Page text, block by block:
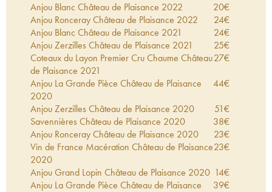
Anjou Blanc Château de Plaisance 2022 20€
Anjou Ronceray Château de Plaisance 2022 24€
Anjou Blanc Château de Plaisance 2021 24€
Anjou Zerzilles Château de Plaisance 2021 25€
Coteaux du Layon Premier Cru Chaume Château
de Plaisance 2021
27€
Anjou La Grande Pièce Château de Plaisance
2020
44€
Anjou Zerzilles Château de Plaisance 2020 51€
Savennières Château de Plaisance 2020 38€
Anjou Ronceray Château de Plaisance 2020 23€
Vin de France Macération Château de Plaisance
2020
23€
Anjou Grand Lopin Château de Plaisance 2020 14€
Anjou La Grande Pièce Château de Plaisance
39€